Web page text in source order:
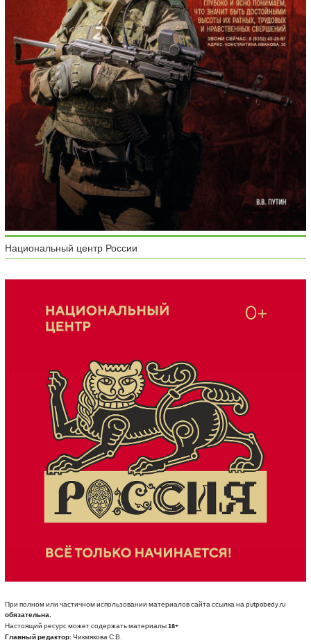
Национальный центр России
При полном или частичном использовании материалов сайта ссылка на putpobedy.ru
обязательна.
Настоящий ресурс может содержать материалы18+
Главный редактор:Чикмякова С.В.